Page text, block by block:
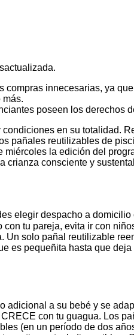
innecesarias, ya
más.
poseen los derechos
en su totalidad.
pañales reutilizables de
la edición del
consciente y
elegir despacho a
tu pareja, evita ir con
solo pañal reutilizable
es pequeñita hasta que
a su bebé y se
con tu guagua. Los
(en un período de dos